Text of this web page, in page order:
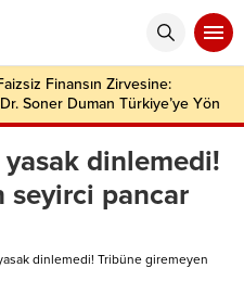
Finansın Zirvesine:
Soner Duman Türkiye’ye Yön
yasak dinlemedi!
seyirci pancar
dinlemedi! Tribüne giremeyen